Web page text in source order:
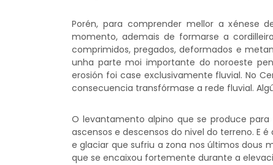
Porén, para comprender mellor a xénese
momento, ademais de formarse a
comprimidos, pregados, deformados e
unha parte moi importante do noroeste
erosión foi case exclusivamente fluvial. No
consecuencia transfórmase a rede fluvial.
O levantamento alpino que se produce
ascensos e descensos do nivel do terreno. E
e glaciar que sufriu a zona nos últimos dous
que se encaixou fortemente durante a